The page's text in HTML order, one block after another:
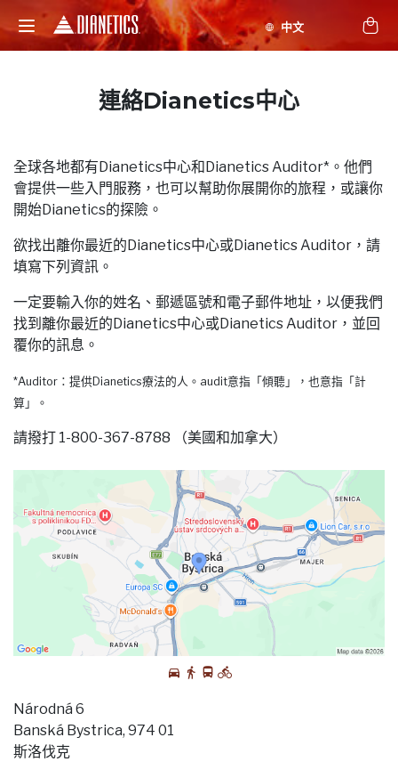
連絡Dianetics中心
全球各地都有Dianetics中心和Dianetics Auditor*。他們
會提供一些入門服務，也可以幫助你展開你的旅程，或讓你
開始Dianetics的探險。
欲找出離你最近的Dianetics中心或Dianetics Auditor，請
填寫下列資訊。
一定要輸入你的姓名、郵遞區號和電子郵件地址，以便我們
找到離你最近的Dianetics中心或Dianetics Auditor，並回
覆你的訊息。
*Auditor：提供Dianetics療法的人。audit意指「傾聽」，也意指「計
算」。
請撥打 1-800-367-8788 （美國和加拿大）
Národná 6
Banská Bystrica, 974 01
斯洛伐克